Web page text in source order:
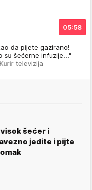
05:58
da pijete gazirano!
su šećerne infuzije..."
televizija
šećer i
jedite i pijte